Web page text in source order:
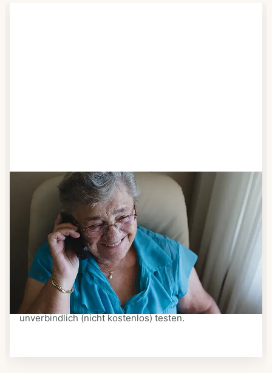
Schritt 3
Bestellen & liefern lassen
Suchen Sie sich aus dem Speiseplan Ihres Anbieters
aus, was Ihnen schmeckt. Bestellen Sie telefonisch,
schriftlich oder im Online-Shop Ihres Anbieters.
Ein Kurier liefert Ihnen das bestellte Essen zum
vereinbarten Zeitpunkt nach Hause. Bei vielen
Anbietern können Sie Essen auf Rädern auch
unverbindlich (nicht kostenlos) testen.